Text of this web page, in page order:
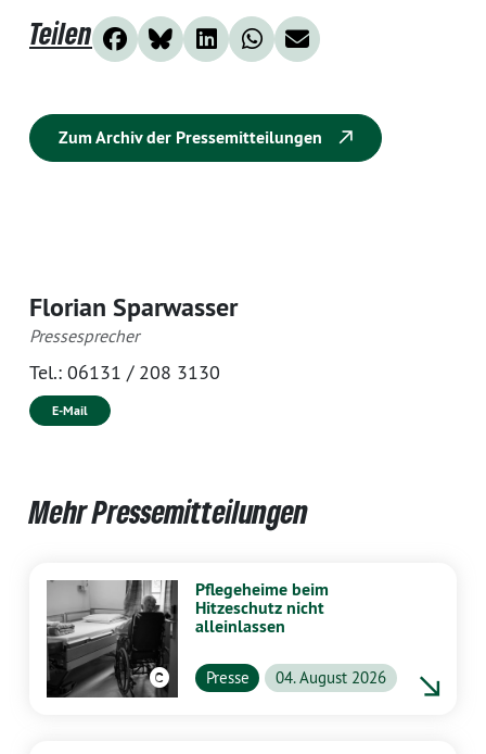
Teilen
Zum Archiv der Pressemitteilungen
Florian Sparwasser
Pressesprecher
Tel.: 06131 / 208 3130
E-Mail
Mehr Pressemitteilungen
Pflegeheime beim
Hitzeschutz nicht
alleinlassen
Presse 04. August 2026